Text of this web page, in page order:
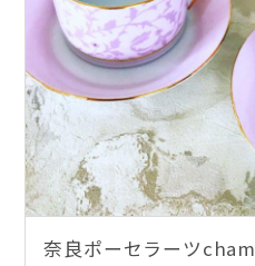
奈良ポーセラーツ